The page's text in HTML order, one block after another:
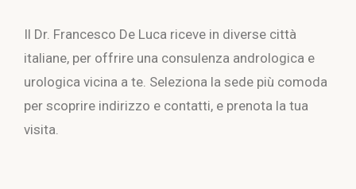
Il Dr. Francesco De Luca riceve in diverse città
italiane, per offrire una consulenza andrologica e
urologica vicina a te. Seleziona la sede più comoda
per scoprire indirizzo e contatti, e prenota la tua
visita.